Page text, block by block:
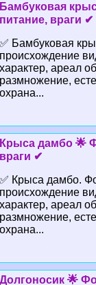
Бамбуковая
питание, враги ✔
✅ Бамбуковая
происхождение
хаpaктер, ареал
размножение,
охрана...
Крыса дамбо 🌟
враги ✔
✅ Крыса дамбо.
происхождение
хаpaктер, ареал
размножение,
охрана...
Долгоносик 🌟